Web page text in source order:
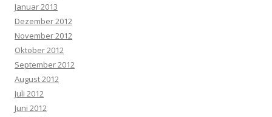
Januar 2013
Dezember 2012
November 2012
Oktober 2012
September 2012
August 2012
Juli 2012
Juni 2012